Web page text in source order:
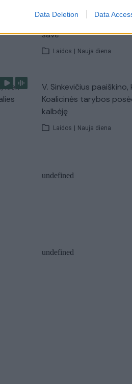
Data Deletion Data
Lietuvos pasiruošimą
vertinantis šaulys:
save
Laidos | Nauja diena
kiek
V. Sinkevičius
Koalicinės tarybos
kalbėję
Laidos | Nauja diena